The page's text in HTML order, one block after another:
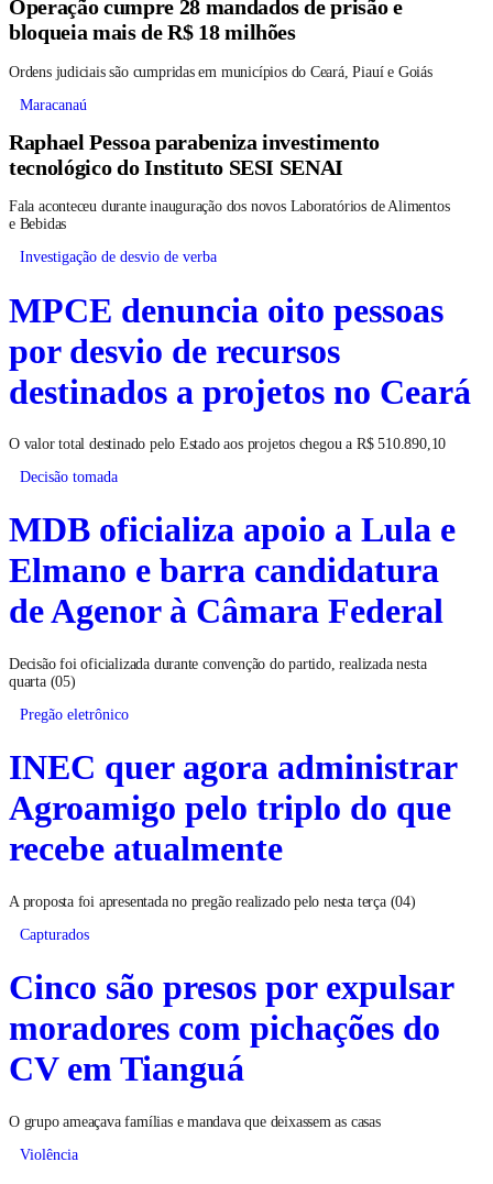
bloqueia mais de R$ 18 milhões
Ordens judiciais são cumpridas em municípios do Ceará, Piauí e Goiás
Maracanaú
Raphael Pessoa parabeniza investimento
tecnológico do Instituto SESI SENAI
Fala aconteceu durante inauguração dos novos Laboratórios de Alimentos
e Bebidas
Investigação de desvio de verba
MPCE denuncia oito pessoas
por desvio de recursos
destinados a projetos no Ceará
O valor total destinado pelo Estado aos projetos chegou a R$ 510.890,10
Decisão tomada
MDB oficializa apoio a Lula e
Elmano e barra candidatura
de Agenor à Câmara Federal
Decisão foi oficializada durante convenção do partido, realizada nesta
quarta (05)
Pregão eletrônico
INEC quer agora administrar
Agroamigo pelo triplo do que
recebe atualmente
A proposta foi apresentada no pregão realizado pelo nesta terça (04)
Capturados
Cinco são presos por expulsar
moradores com pichações do
CV em Tianguá
O grupo ameaçava famílias e mandava que deixassem as casas
Violência